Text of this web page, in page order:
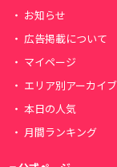
お知らせ
広告掲載について
マイページ
エリア別アーカイブ
本日の人気
月間ランキング